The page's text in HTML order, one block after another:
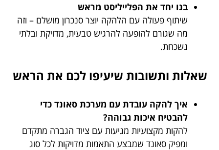
בנו יחד את הפלייליסט מראש
שיתוף פעולה עם הלהקה יוצר סנכרון מושלם – וזה
מה שגורם להופעה להרגיש טבעית, מדויקת ובלתי
נשכחת.
שאלות ותשובות שיעיפו לכם את הראש
איך להקה עובדת עם מערכת סאונד כדי
להבטיח איכות גבוהה?
להקות מקצועיות מגיעות עם ציוד הגברה מתקדם
ומפיק סאונד שמבצע התאמות מדויקות לכל סוג